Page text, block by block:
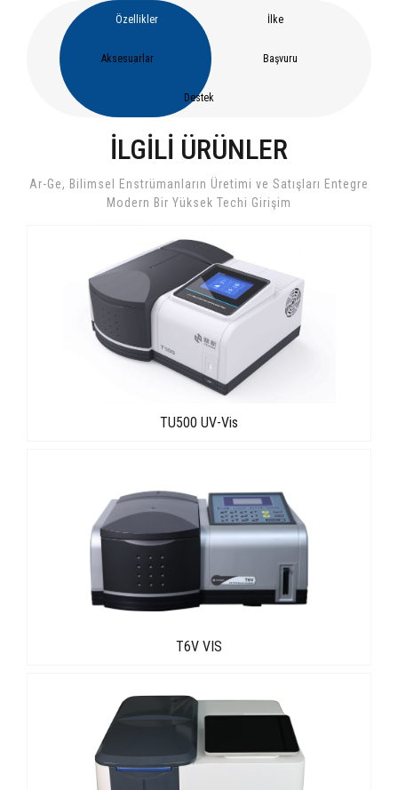
Özellikler İlke
Aksesuarlar Başvuru
Destek
İLGILI ÜRÜNLER
Ar-Ge, Bilimsel Enstrümanların Üretimi ve Satışları Entegre
Modern Bir Yüksek Techi Girişim
TU500 UV-Vis
T6V VIS